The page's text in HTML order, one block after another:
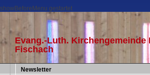
showBeforeMenu gestartet
Evang.-Luth. Kirchengemeinde
Fischach
Newsletter